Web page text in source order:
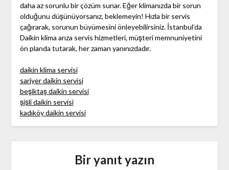
daha az sorunlu bir çözüm sunar. Eğer klimanızda bir sorun
olduğunu düşünüyorsanız, beklemeyin! Hızla bir servis
çağırarak, sorunun büyümesini önleyebilirsiniz. İstanbul’da
Daikin klima arıza servis hizmetleri, müşteri memnuniyetini
ön planda tutarak, her zaman yanınızdadır.
daikin klima servisi
sariyer daikin servisi
beşiktaş daikin servisi
şişli daikin servisi
kadıköy daikin servisi
Bir yanıt yazın